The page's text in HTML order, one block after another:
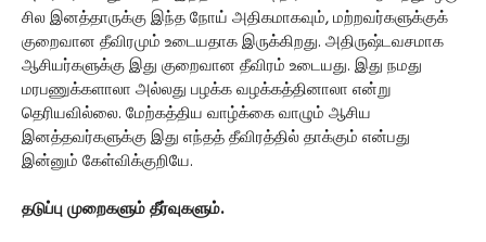
சில இனத்தாருக்கு இந்த நோய் அதிகமாகவும், மற்றவர்களுக்குக்
குறைவான தீவிரமும் உடையதாக இருக்கிறது. அதிருஷ்டவசமாக
ஆசியர்களுக்கு இது குறைவான தீவிரம் உடையது. இது நமது
மரபணுக்களாலா அல்லது பழக்க வழக்கத்தினாலா என்று
தெரியவில்லை. மேற்கத்திய வாழ்க்கை வாழும் ஆசிய
இனத்தவர்களுக்கு இது எந்தத் தீவிரத்தில் தாக்கும் என்பது
இன்னும் கேள்விக்குறியே.
தடுப்பு முறைகளும் தீர்வுகளும்.